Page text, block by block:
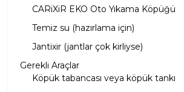
CARiXiR EKO Oto Yıkama Köpüğü
Temiz su (hazırlama için)
Jantixir (jantlar çok kirliyse)
Gerekli Araçlar
Köpük tabancası veya köpük tankı